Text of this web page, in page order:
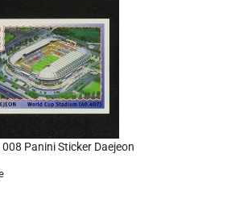
Panini Sticker Daejeon